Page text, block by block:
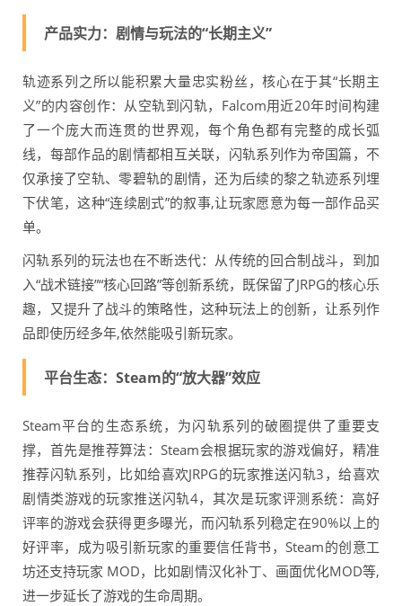
产品实力：剧情与玩法的“长期主义”
轨迹系列之所以能积累大量忠实粉丝，核心在于其“长期主
义”的内容创作：从空轨到闪轨，Falcom用近20年时间构建
了一个庞大而连贯的世界观，每个角色都有完整的成长弧
线，每部作品的剧情都相互关联，闪轨系列作为帝国篇，不
仅承接了空轨、零碧轨的剧情，还为后续的黎之轨迹系列埋
下伏笔，这种“连续剧式”的叙事,让玩家愿意为每一部作品买
单。
闪轨系列的玩法也在不断迭代：从传统的回合制战斗，到加
入“战术链接”“核心回路”等创新系统，既保留了JRPG的核心乐
趣，又提升了战斗的策略性，这种玩法上的创新，让系列作
品即使历经多年,依然能吸引新玩家。
平台生态：Steam的“放大器”效应
Steam平台的生态系统，为闪轨系列的破圈提供了重要支
撑，首先是推荐算法：Steam会根据玩家的游戏偏好，精准
推荐闪轨系列，比如给喜欢JRPG的玩家推送闪轨3，给喜欢
剧情类游戏的玩家推送闪轨4，其次是玩家评测系统：高好
评率的游戏会获得更多曝光，而闪轨系列稳定在90%以上的
好评率，成为吸引新玩家的重要信任背书，Steam的创意工
坊还支持玩家 MOD，比如剧情汉化补丁、画面优化MOD等,
进一步延长了游戏的生命周期。